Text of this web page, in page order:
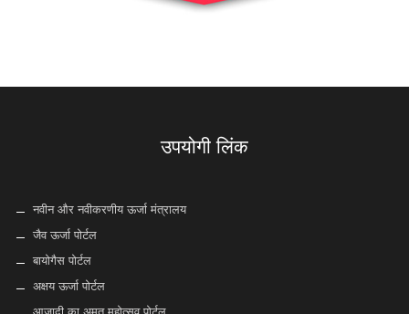
उपयोगी लिंक
नवीन और नवीकरणीय ऊर्जा मंत्रालय
जैव ऊर्जा पोर्टल
बायोगैस पोर्टल
अक्षय ऊर्जा पोर्टल